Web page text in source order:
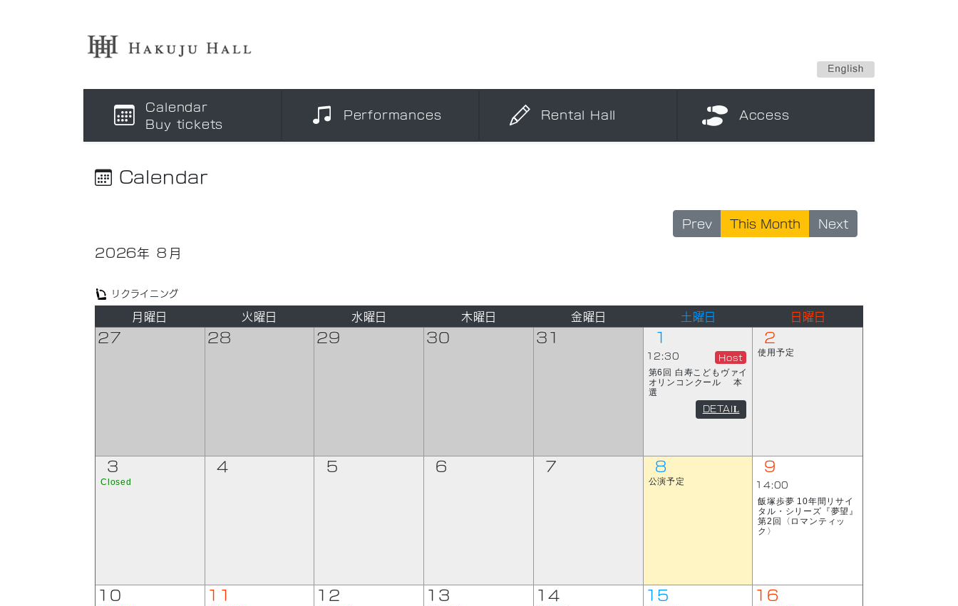
Calendar
Buy tickets
Performances Rental Hall Access
Calendar
Prev This Month Next
2026年 ８月
リクライニング
月曜日 火曜日 水曜日 木曜日 金曜日 土曜日 日曜日
27 28 29 30 31 1
Host
12:30
第6回 白寿こどもヴァイ
オリンコンクール 本
選
DETAIL
2
使用予定
3
Closed
4 5 6 7 8
公演予定
9
14:00
飯塚歩夢 10年間リサイ
タル・シリーズ『夢望』
第2回〈ロマンティッ
ク〉
10 11 12 13 14 15 16